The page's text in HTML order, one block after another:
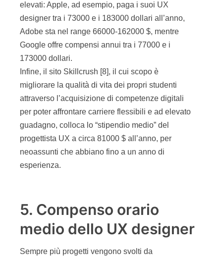
elevati: Apple, ad esempio, paga i suoi UX
designer tra i 73000 e i 183000 dollari all’anno,
Adobe sta nel range 66000-162000 $, mentre
Google offre compensi annui tra i 77000 e i
173000 dollari.
Infine, il sito Skillcrush [8], il cui scopo è
migliorare la qualità di vita dei propri studenti
attraverso l’acquisizione di competenze digitali
per poter affrontare carriere flessibili e ad elevato
guadagno, colloca lo “stipendio medio” del
progettista UX a circa 81000 $ all’anno, per
neoassunti che abbiano fino a un anno di
esperienza.
5. Compenso orario
medio dello UX designer
Sempre più progetti vengono svolti da